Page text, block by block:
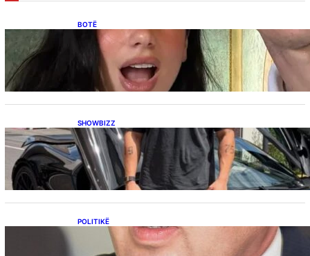
BOTË
Besnik Qaka rrëfen atmosferën në dasmën e
Dua Lipës: “Një event gjigant me emra
botërorë”
SHOWBIZZ
Ish-banori i Big Brother VIP Kosova, Eduart
Kuqi ua mbyll gojën kritikëve, publikon
dëshmi për supermakinën luksoze
POLITIKË
Përplasja VV-LDK për gazin amerikan,
Kërçeli i përgjigjet Hotit: “Mbrojeni LDK-në, jo